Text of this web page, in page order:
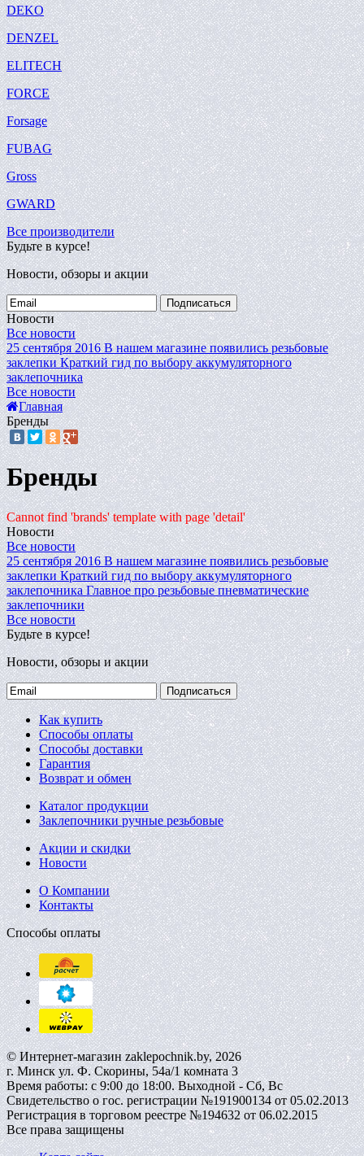
DEKO
DENZEL
ELITECH
FORCE
Forsage
FUBAG
Gross
GWARD
Все производители
Будьте в курсе!
Новости, обзоры и акции
Подписаться
Новости
Все новости
25 сентября 2016 В нашем магазине появились резьбовые
заклепки Краткий гид по выбору аккумуляторного
заклепочника
Все новости
Главная
Бренды
Бренды
Cannot find 'brands' template with page 'detail'
Новости
Все новости
25 сентября 2016 В нашем магазине появились резьбовые
заклепки Краткий гид по выбору аккумуляторного
заклепочника Главное про резьбовые пневматические
заклепочники
Все новости
Будьте в курсе!
Новости, обзоры и акции
Подписаться
Как купить
Способы оплаты
Способы доставки
Гарантия
Возврат и обмен
Каталог продукции
Заклепочники ручные резьбовые
Акции и скидки
Новости
О Компании
Контакты
Способы оплаты
© Интернет-магазин zaklepochnik.by, 2026
г. Минск ул. Ф. Скорины, 54а/1 комната 3
Время работы: с 9:00 до 18:00. Выходной - Сб, Вс
Свидетельство о гос. регистрации №191900134 от 05.02.2013
Регистрация в торговом реестре №194632 от 06.02.2015
Все права защищены